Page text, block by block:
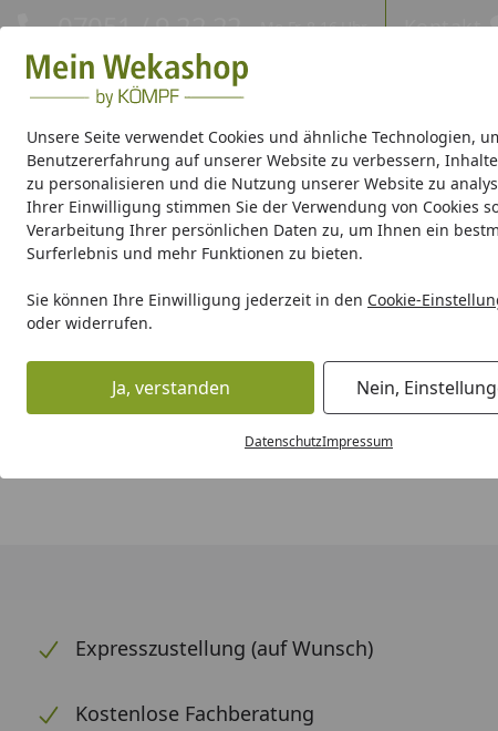
Unsere Seite verwendet Cookies und ähnliche Technologien,
Benutzererfahrung auf unserer Website zu verbessern,
zu personalisieren und die Nutzung unserer Website zu
Ihrer Einwilligung stimmen Sie der Verwendung von Cookies
Verarbeitung Ihrer persönlichen Daten zu, um Ihnen ein
Surferlebnis und mehr Funktionen zu bieten.
Sie können Ihre Einwilligung jederzeit in den Cookie-
oder widerrufen.
Ja, verstanden Nein,
DatenschutzImpressum
Eigene Montage-Teams
07051 / 9 22 22 Mo-Fr. 8-16 Uhr Kontakt
Gartenhaus Holz Gartenhaus Metall Pavillon
Weka Produktserien
Startseite
Anfahrtskosten
Anfahrtskosten
Bereits ab einem Montagewert von nur
Die Differenz zu diesem Mindestbetrag werden als
Expresszustellung (auf Wunsch)
Kostenlose Fachberatung